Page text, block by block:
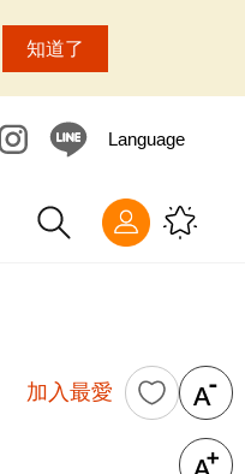
知道了
Language
加入最愛